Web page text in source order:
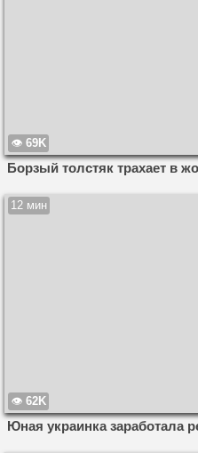
69K
Борзый толстяк трахает в
12 мин
62K
Юная украинка заработала